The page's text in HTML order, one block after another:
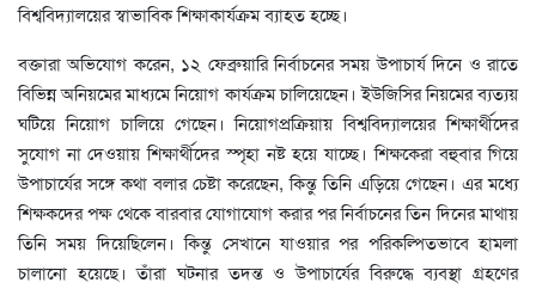
বিশ্ববিদ্যালয়ের স্বাভাবিক শিক্ষাকার্যক্রম ব্যাহত হচ্ছে।
বক্তারা অভিযোগ করেন, ১২ ফেব্রুয়ারি নির্বাচনের সময় উপাচার্য দিনে ও রাতে
বিভিন্ন অনিয়মের মাধ্যমে নিয়োগ কার্যক্রম চালিয়েছেন। ইউজিসির নিয়মের ব্যত্যয়
ঘটিয়ে নিয়োগ চালিয়ে গেছেন। নিয়োগপ্রক্রিয়ায় বিশ্ববিদ্যালয়ের শিক্ষার্থীদের
সুযোগ না দেওয়ায় শিক্ষার্থীদের স্পৃহা নষ্ট হয়ে যাচ্ছে। শিক্ষকেরা বহুবার গিয়ে
উপাচার্যের সঙ্গে কথা বলার চেষ্টা করেছেন, কিন্তু তিনি এড়িয়ে গেছেন। এর মধ্যে
শিক্ষকদের পক্ষ থেকে বারবার যোগাযোগ করার পর নির্বাচনের তিন দিনের মাথায়
তিনি সময় দিয়েছিলেন। কিন্তু সেখানে যাওয়ার পর পরিকল্পিতভাবে হামলা
চালানো হয়েছে। তাঁরা ঘটনার তদন্ত ও উপাচার্যের বিরুদ্ধে ব্যবস্থা গ্রহণের